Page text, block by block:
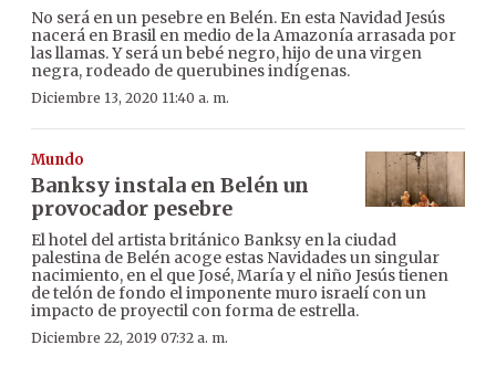
No será en un pesebre en Belén. En esta Navidad Jesús
nacerá en Brasil en medio de la Amazonía arrasada por
las llamas. Y será un bebé negro, hijo de una virgen
negra, rodeado de querubines indígenas.
Diciembre 13, 2020 11:40 a. m.
Mundo
Banksy instala en Belén un
provocador pesebre
El hotel del artista británico Banksy en la ciudad
palestina de Belén acoge estas Navidades un singular
nacimiento, en el que José, María y el niño Jesús tienen
de telón de fondo el imponente muro israelí con un
impacto de proyectil con forma de estrella.
Diciembre 22, 2019 07:32 a. m.